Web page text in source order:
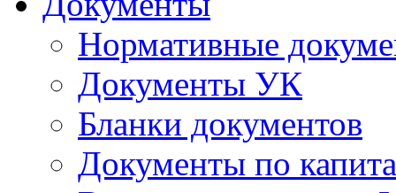
Нормативные
Документы УК
Бланки документов
Документы по